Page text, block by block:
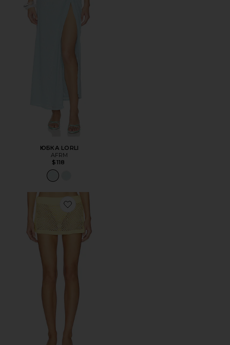
ЮБКА LORLI
AFRM
$118
Favorite ЮБКА ADALINE CROCHET MINI